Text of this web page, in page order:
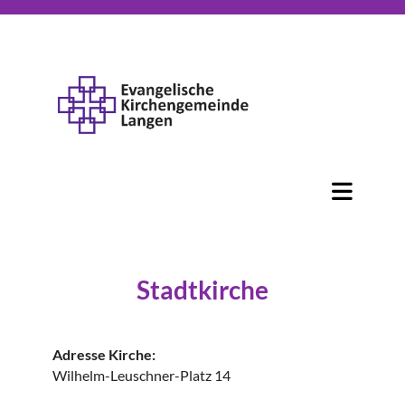
Stadtkirche
Adresse Kirche:
Wilhelm-Leuschner-Platz 14